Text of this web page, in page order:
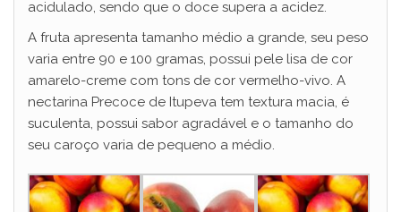
acidulado, sendo que o doce supera a acidez.
A fruta apresenta tamanho médio a grande, seu peso
varia entre 90 e 100 gramas, possui pele lisa de cor
amarelo-creme com tons de cor vermelho-vivo. A
nectarina Precoce de Itupeva tem textura macia, é
suculenta, possui sabor agradável e o tamanho do
seu caroço varia de pequeno a médio.